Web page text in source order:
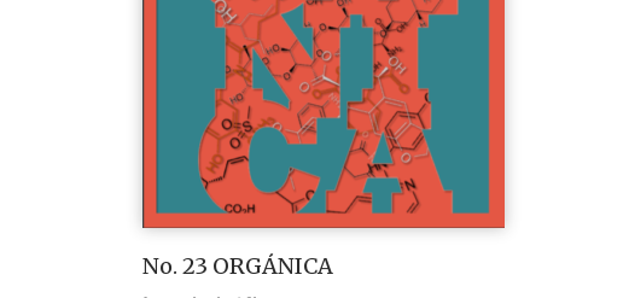
No. 23 ORGÁNICA